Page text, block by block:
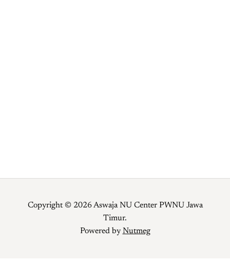
Copyright © 2026 Aswaja NU Center PWNU Jawa
Timur.
Powered by Nutmeg